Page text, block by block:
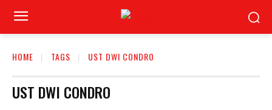
HOME TAGS UST DWI CONDRO
UST DWI CONDRO